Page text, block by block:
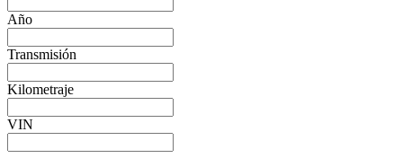
Año
Transmisión
Kilometraje
VIN